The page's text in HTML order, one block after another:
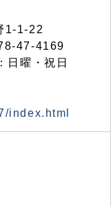
1-1-22
47-4169
日曜・祝日
index.html